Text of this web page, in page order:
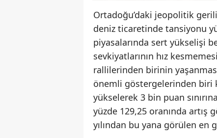
Ortadoğu’daki jeopolitik
deniz ticaretinde tansiyonu
piyasalarında sert yükselişi
sevkiyatlarının hız
rallilerinden birinin
önemli göstergelerinden biri
yükselerek 3 bin puan
yüzde 129,25 oranında
yılından bu yana görülen